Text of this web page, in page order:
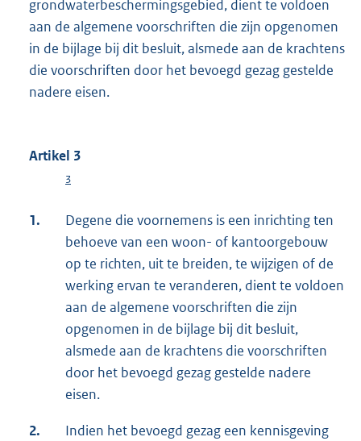
grondwaterbeschermingsgebied, dient te voldoen
aan de algemene voorschriften die zijn opgenomen
in de bijlage bij dit besluit, alsmede aan de krachtens
die voorschriften door het bevoegd gezag gestelde
nadere eisen.
Artikel 3
3
1.
Degene die voornemens is een inrichting ten
behoeve van een woon- of kantoorgebouw
op te richten, uit te breiden, te wijzigen of de
werking ervan te veranderen, dient te voldoen
aan de algemene voorschriften die zijn
opgenomen in de bijlage bij dit besluit,
alsmede aan de krachtens die voorschriften
door het bevoegd gezag gestelde nadere
eisen.
2.
Indien het bevoegd gezag een kennisgeving